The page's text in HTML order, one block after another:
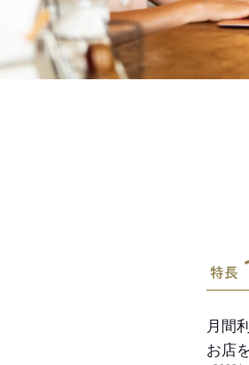
月間
お店